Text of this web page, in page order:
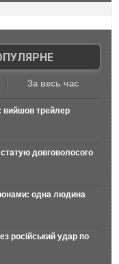
За весь час
вийшов трейлер
довговолосого
одна людина
російський удар по